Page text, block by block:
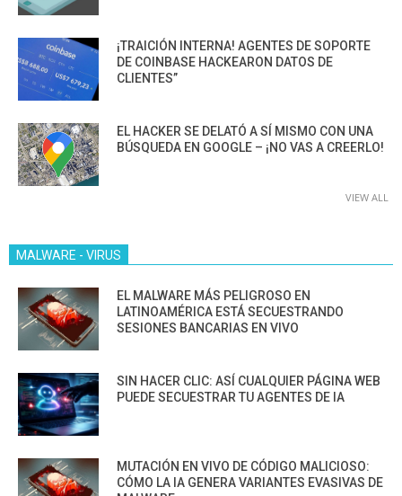
¡TRAICIÓN INTERNA! AGENTES DE SOPORTE
DE COINBASE HACKEARON DATOS DE
CLIENTES”
EL HACKER SE DELATÓ A SÍ MISMO CON UNA
BÚSQUEDA EN GOOGLE – ¡NO VAS A CREERLO!
VIEW ALL
MALWARE - VIRUS
EL MALWARE MÁS PELIGROSO EN
LATINOAMÉRICA ESTÁ SECUESTRANDO
SESIONES BANCARIAS EN VIVO
SIN HACER CLIC: ASÍ CUALQUIER PÁGINA WEB
PUEDE SECUESTRAR TU AGENTES DE IA
MUTACIÓN EN VIVO DE CÓDIGO MALICIOSO:
CÓMO LA IA GENERA VARIANTES EVASIVAS DE